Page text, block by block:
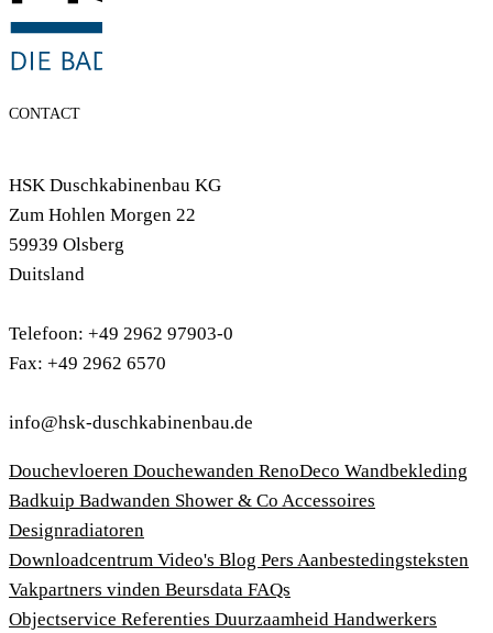
CONTACT
HSK Duschkabinenbau KG
Zum Hohlen Morgen 22
59939 Olsberg
Duitsland
Telefoon: +49 2962 97903-0
Fax: +49 2962 6570
info@hsk-duschkabinenbau.de
Douchevloeren Douchewanden RenoDeco Wandbekleding
Badkuip Badwanden Shower & Co Accessoires
Designradiatoren
Downloadcentrum Video's Blog Pers Aanbestedingsteksten
Vakpartners vinden Beursdata FAQs
Objectservice Referenties Duurzaamheid Handwerkers